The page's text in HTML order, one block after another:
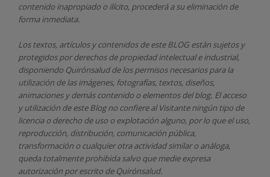
contenido inapropiado o ilícito, procederá a su eliminación de
forma inmediata.
Los textos, artículos y contenidos de este BLOG están sujetos y
protegidos por derechos de propiedad intelectual e industrial,
disponiendo Quirónsaludde los permisos necesarios para la
utilización de las imágenes, fotografías, textos, diseños,
animaciones y demás contenido o elementos del blog. El acceso
y utilización de este Blog no confiere al Visitante ningún tipo de
licencia o derecho de uso o explotación alguno, por lo que el uso,
reproducción, distribución, comunicación pública,
transformación o cualquier otra actividad similar o análoga,
queda totalmente prohibida salvo que medie expresa
autorización por escrito de Quirónsalud.